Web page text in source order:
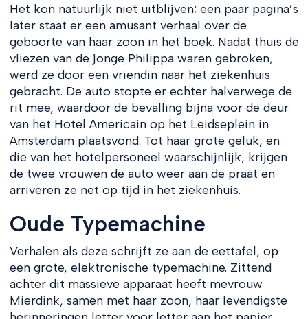
Het kon natuurlijk niet uitblijven; een paar pagina’s
later staat er een amusant verhaal over de
geboorte van haar zoon in het boek. Nadat thuis de
vliezen van de jonge Philippa waren gebroken,
werd ze door een vriendin naar het ziekenhuis
gebracht. De auto stopte er echter halverwege de
rit mee, waardoor de bevalling bijna voor de deur
van het Hotel Americain op het Leidseplein in
Amsterdam plaatsvond. Tot haar grote geluk, en
die van het hotelpersoneel waarschijnlijk, krijgen
de twee vrouwen de auto weer aan de praat en
arriveren ze net op tijd in het ziekenhuis.
Oude Typemachine
Verhalen als deze schrijft ze aan de eettafel, op
een grote, elektronische typemachine. Zittend
achter dit massieve apparaat heeft mevrouw
Mierdink, samen met haar zoon, haar levendigste